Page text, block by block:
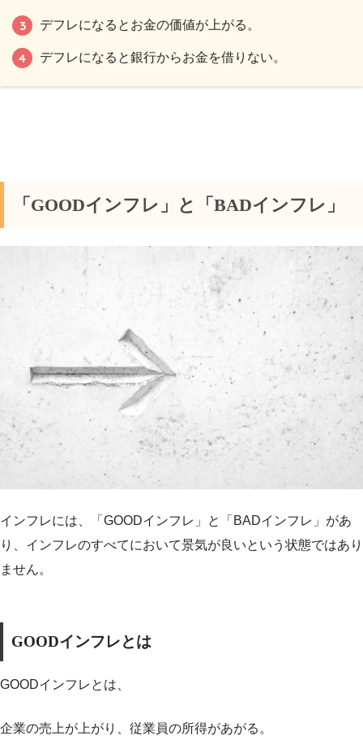
デフレになるとお金の価値が上がる。
デフレになると銀行からお金を借りない。
「GOODインフレ」と「BADインフレ」
インフレには、「GOODインフレ」と「BADインフレ」があ
り、インフレのすべてにおいて景気が良いという状態ではあり
ません。
GOODインフレとは
GOODインフレとは、
企業の売上が上がり、従業員の所得があがる。